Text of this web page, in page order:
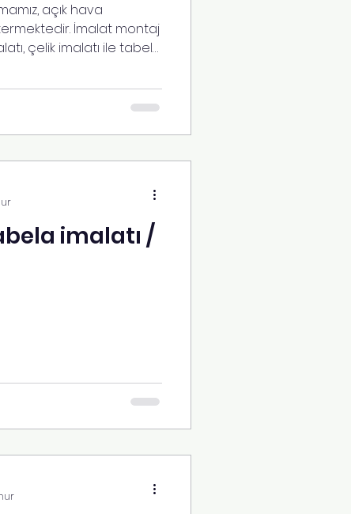
açık hava
İmalat montaj
çelik imalatı ile tabela
olarak ege
ye hizmet
imalatı /